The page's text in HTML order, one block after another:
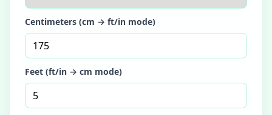
Centimeters (cm → ft/in mode)
Feet (ft/in → cm mode)